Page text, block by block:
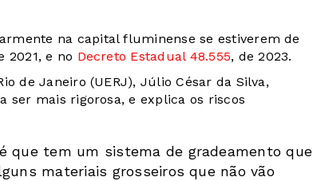
na capital fluminense se estiverem de
2021, e no Decreto Estadual 48.555, de 2023.
de Janeiro (UERJ), Júlio César da Silva,
ser mais rigorosa, e explica os riscos
que tem um sistema de gradeamento que
materiais grosseiros que não vão